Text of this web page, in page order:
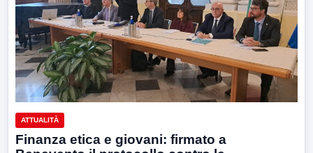
ATTUALITÀ
Finanza etica e giovani: firmato a